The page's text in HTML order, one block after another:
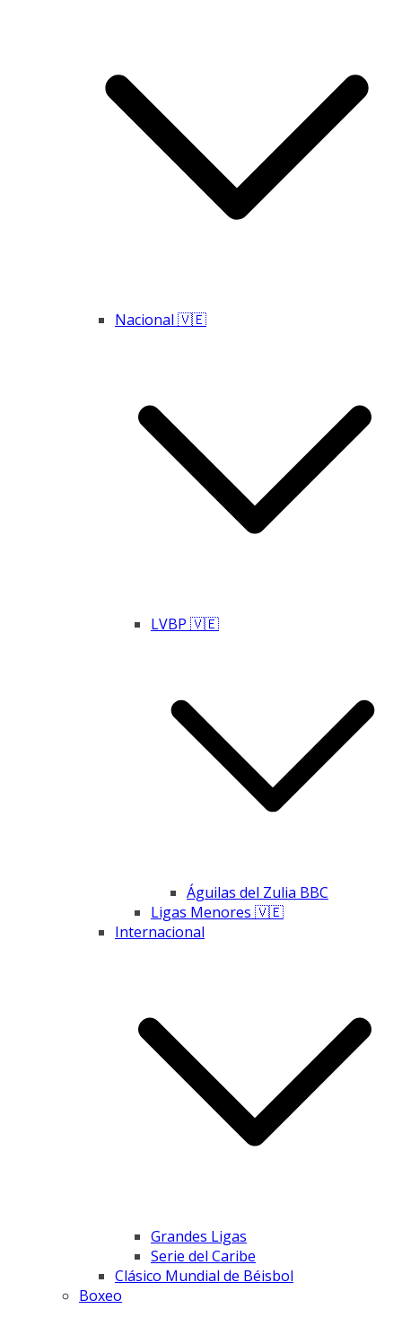
Nacional 🇻🇪
LVBP 🇻🇪
Águilas del Zulia BBC
Ligas Menores 🇻🇪
Internacional
Grandes Ligas
Serie del Caribe
Clásico Mundial de Béisbol
Boxeo